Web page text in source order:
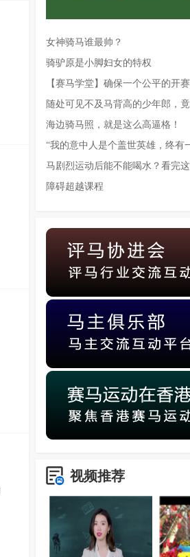
女神骑马谁最帅？
骑驴原是小脚妇女的特权
【赛马学堂】确保一个公平的开
随处可见不及马背高的少年郎，
海边骑马照，就是这么高逼格！
“我的意中人是个盖世英雄，终有
马剧烈运动后能不能喝水？看完
障碍超越课程
视频推荐